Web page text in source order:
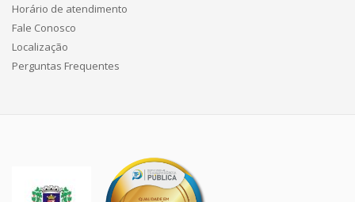
Horário de atendimento
Fale Conosco
Localização
Perguntas Frequentes